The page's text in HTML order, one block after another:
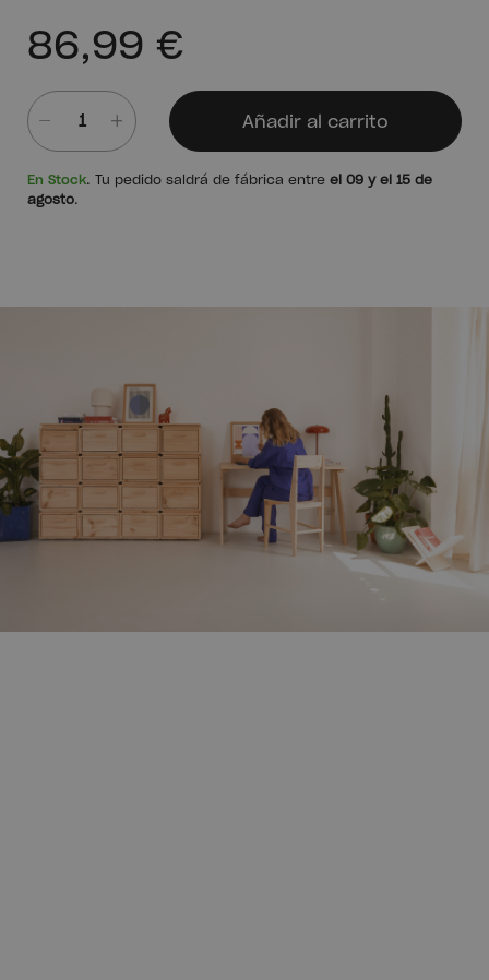
86,99 €
Añadir al carrito
En Stock. Tu pedido saldrá de fábrica entre el 09 y el 15 de
agosto.